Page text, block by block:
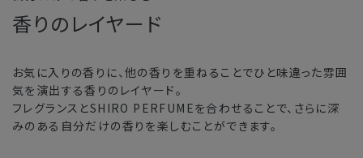
香りのレイヤード
お気に入りの香りに、他の香りを重ねることでひと味違った雰囲
気を演出する香りのレイヤード。
フレグランスとSHIRO PERFUMEを合わせることで、さらに深
みのある自分だけの香りを楽しむことができます。